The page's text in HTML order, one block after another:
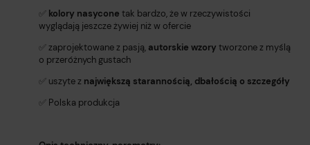
✅ kolory nasycone tak bardzo, że w rzeczywistości
wyglądają jeszcze żywiej niż w ofercie
✅ zaprojektowane z pasją, autorskie wzory tworzone z myślą
o przeróżnych gustach
✅ uszyte z największą starannością, dbałością o szczegóły
✅ Polska produkcja